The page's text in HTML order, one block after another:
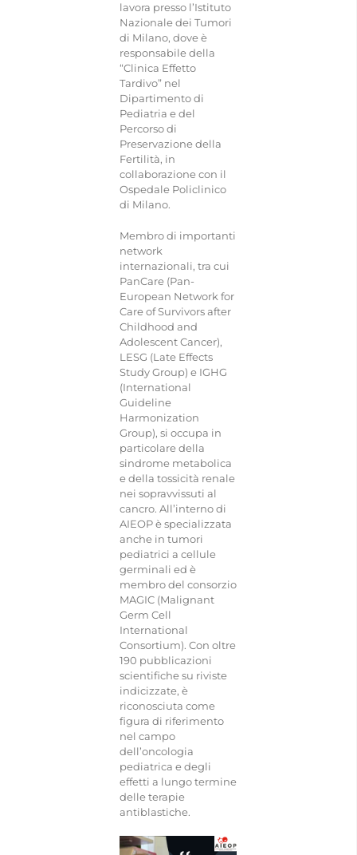
lavora presso l’Istituto
Nazionale dei Tumori
di Milano, dove è
responsabile della
“Clinica Effetto
Tardivo” nel
Dipartimento di
Pediatria e del
Percorso di
Preservazione della
Fertilità, in
collaborazione con il
Ospedale Policlinico
di Milano.
Membro di importanti
network
internazionali, tra cui
PanCare (Pan-
European Network for
Care of Survivors after
Childhood and
Adolescent Cancer),
LESG (Late Effects
Study Group) e IGHG
(International
Guideline
Harmonization
Group), si occupa in
particolare della
sindrome metabolica
e della tossicità renale
nei sopravvissuti al
cancro. All’interno di
AIEOP è specializzata
anche in tumori
pediatrici a cellule
germinali ed è
membro del consorzio
MAGIC (Malignant
Germ Cell
International
Consortium). Con oltre
190 pubblicazioni
scientifiche su riviste
indicizzate, è
riconosciuta come
figura di riferimento
nel campo
dell’oncologia
pediatrica e degli
effetti a lungo termine
delle terapie
antiblastiche.